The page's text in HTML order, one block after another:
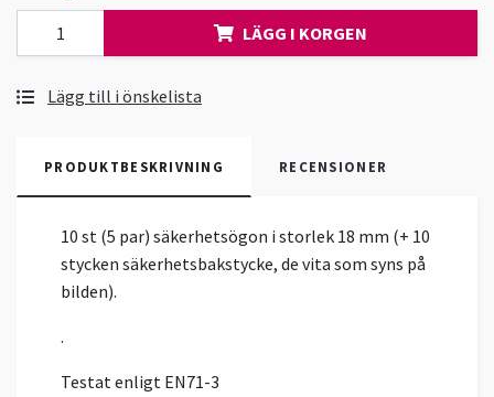
LÄGG I KORGEN
Lägg till i önskelista
PRODUKTBESKRIVNING RECENSIONER
10 st (5 par) säkerhetsögon i storlek 18 mm (+ 10
stycken säkerhetsbakstycke, de vita som syns på
bilden).
.
Testat enligt EN71-3